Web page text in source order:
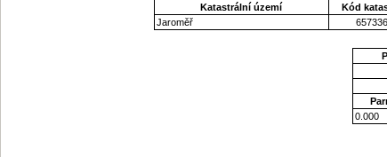
Katastrální území
Kód
Jaroměř
657336
0.000